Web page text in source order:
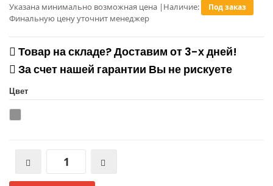
Указана минимально возможная цена |
Финальную цену уточнит менеджер
Наличие: Под заказ
Товар на складе? Доставим от 3-х дней!
За счет нашей гарантии Вы не рискуете
Цвет